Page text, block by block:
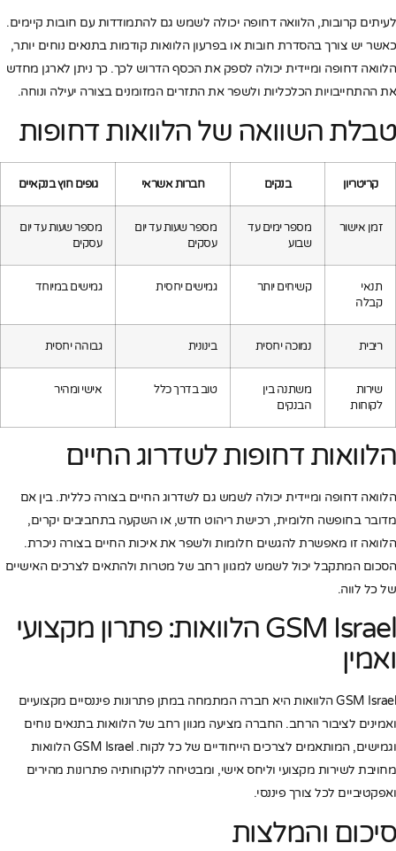
לעיתים קרובות, הלוואה דחופה יכולה לשמש גם להתמודדות עם חובות קיימים.
כאשר יש צורך בהסדרת חובות או בפרעון הלוואות קודמות בתנאים נוחים יותר,
הלוואה דחופה ומיידית יכולה לספק את הכסף הדרוש לכך. כך ניתן לארגן מחדש
את ההתחייבויות הכלכליות ולשפר את התזרים המזומנים בצורה יעילה ונוחה.
טבלת השוואה של הלוואות דחופות
קריטריון בנקים חברות אשראי גופים חוץ בנקאיים
זמן אישור
מספר ימים עד
שבוע
מספר שעות עד יום
עסקים
מספר שעות עד יום
עסקים
תנאי
קבלה
קשיחים יותר גמישים יחסית גמישים במיוחד
ריבית נמוכה יחסית בינונית גבוהה יחסית
שירות
לקוחות
משתנה בין
הבנקים
טוב בדרך כלל אישי ומהיר
הלוואות דחופות לשדרוג החיים
הלוואה דחופה ומיידית יכולה לשמש גם לשדרוג החיים בצורה כללית. בין אם
מדובר בחופשה חלומית, רכישת ריהוט חדש, או השקעה בתחביבים יקרים,
הלוואה זו מאפשרת להגשים חלומות ולשפר את איכות החיים בצורה ניכרת.
הסכום המתקבל יכול לשמש למגוון רחב של מטרות ולהתאים לצרכים האישיים
של כל לווה.
GSM Israel הלוואות: פתרון מקצועי
ואמין
GSM Israel הלוואות היא חברה המתמחה במתן פתרונות פיננסיים מקצועיים
ואמינים לציבור הרחב. החברה מציעה מגוון רחב של הלוואות בתנאים נוחים
וגמישים, המותאמים לצרכים הייחודיים של כל לקוח. GSM Israel הלוואות
מחויבת לשירות מקצועי וליחס אישי, ומבטיחה ללקוחותיה פתרונות מהירים
ואפקטיביים לכל צורך פיננסי.
סיכום והמלצות